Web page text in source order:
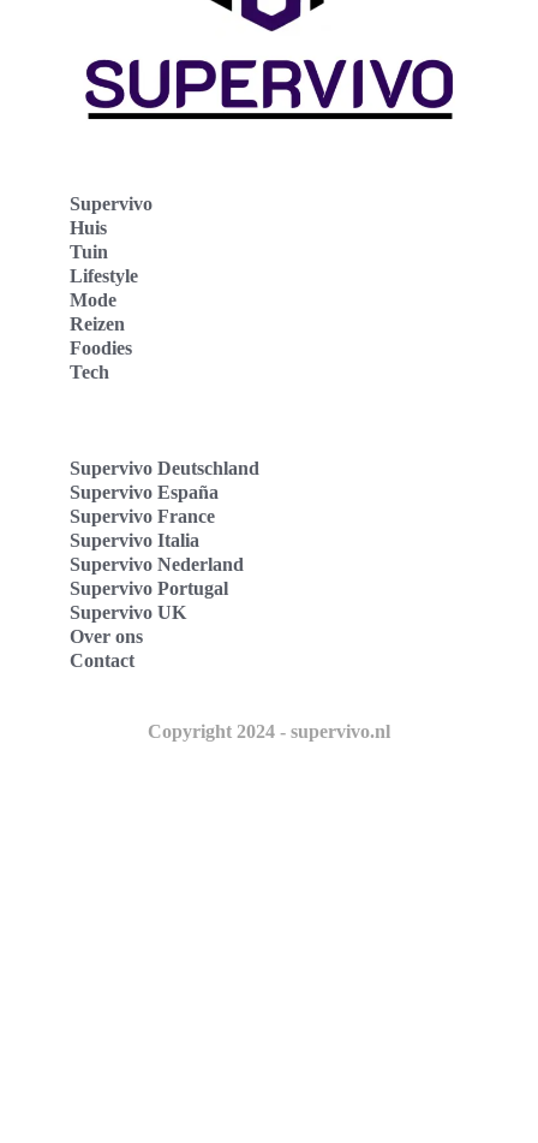
Supervivo
Huis
Tuin
Lifestyle
Mode
Reizen
Foodies
Tech
Supervivo Deutschland
Supervivo España
Supervivo France
Supervivo Italia
Supervivo Nederland
Supervivo Portugal
Supervivo UK
Over ons
Contact
Copyright 2024 - supervivo.nl